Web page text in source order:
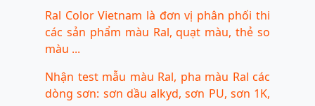
Ral Color Vietnam là đơn vị phân phối thi
các sản phẩm màu Ral, quạt màu, thẻ so
màu ...
Nhận test mẫu màu Ral, pha màu Ral các
dòng sơn: sơn dầu alkyd, sơn PU, sơn 1K,